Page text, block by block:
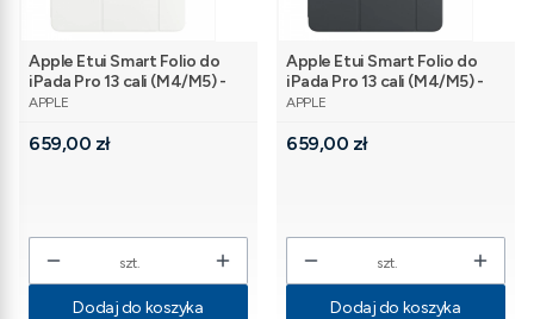
Apple Etui Smart Folio do
iPada Pro 13 cali (M4/M5) -
białe
PRODUCENT
APPLE
Cena
659,00 zł
szt.
Dodaj do koszyka
Apple Etui Smart Folio do
iPada Pro 13 cali (M4/M5) -
czarne
PRODUCENT
APPLE
Cena
659,00 zł
szt.
Dodaj do koszyka